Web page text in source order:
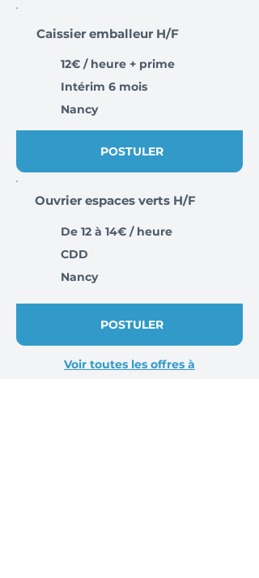
Caissier emballeur H/F
12€ / heure + prime
Intérim 6 mois
Nancy
POSTULER
Ouvrier espaces verts H/F
De 12 à 14€ / heure
CDD
Nancy
POSTULER
Voir toutes les offres à